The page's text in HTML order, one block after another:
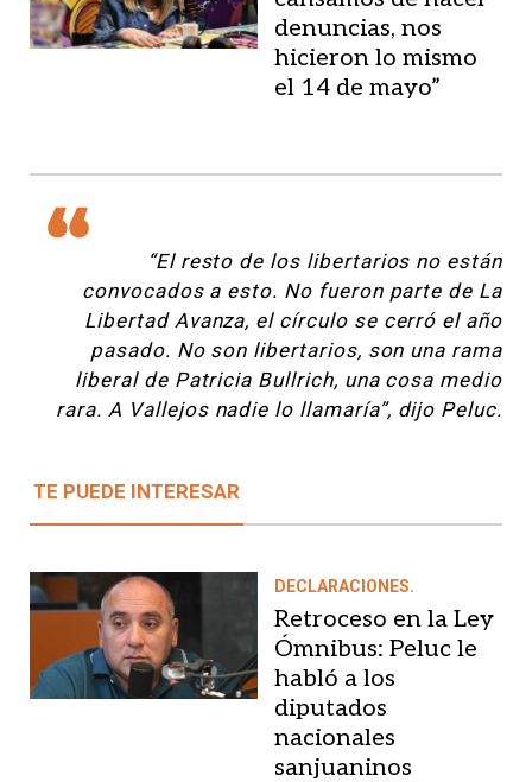
denuncias, nos
hicieron lo mismo
el 14 de mayo”
“El resto de los libertarios no están
convocados a esto. No fueron parte de La
Libertad Avanza, el círculo se cerró el año
pasado. No son libertarios, son una rama
liberal de Patricia Bullrich, una cosa medio
rara. A Vallejos nadie lo llamaría”, dijo Peluc.
TE PUEDE INTERESAR
DECLARACIONES.
Retroceso en la Ley
Ómnibus: Peluc le
habló a los
diputados
nacionales
sanjuaninos